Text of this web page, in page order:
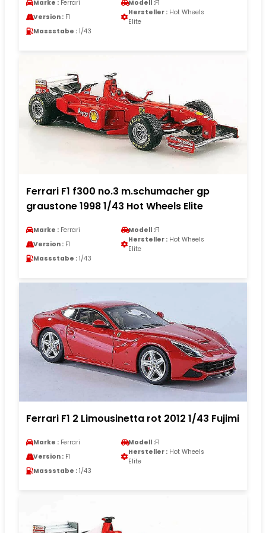
Marke : Ferrari Modell :F1
Version : F1
Hersteller : Hot Wheels
Elite
Massstabe : 1/43
Ferrari F1 f300 no.3 m.schumacher gp
graustone 1998 1/43 Hot Wheels Elite
Marke : Ferrari Modell :F1
Version : F1
Hersteller : Hot Wheels
Elite
Massstabe : 1/43
Ferrari F1 2 Limousinetta rot 2012 1/43 Fujimi
Marke : Ferrari Modell :F1
Version : F1
Hersteller : Hot Wheels
Elite
Massstabe : 1/43